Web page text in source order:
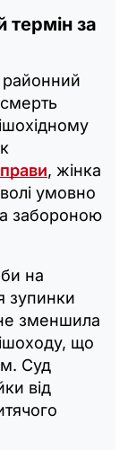
термін за
районний
смерть
, жінка
умовно
забороною
на
зупинки
зменшила
що
Суд
від